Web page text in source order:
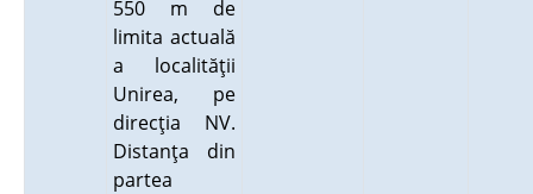
550 m de
limita actuală
a localităţii
Unirea, pe
direcţia NV.
Distanţa din
partea